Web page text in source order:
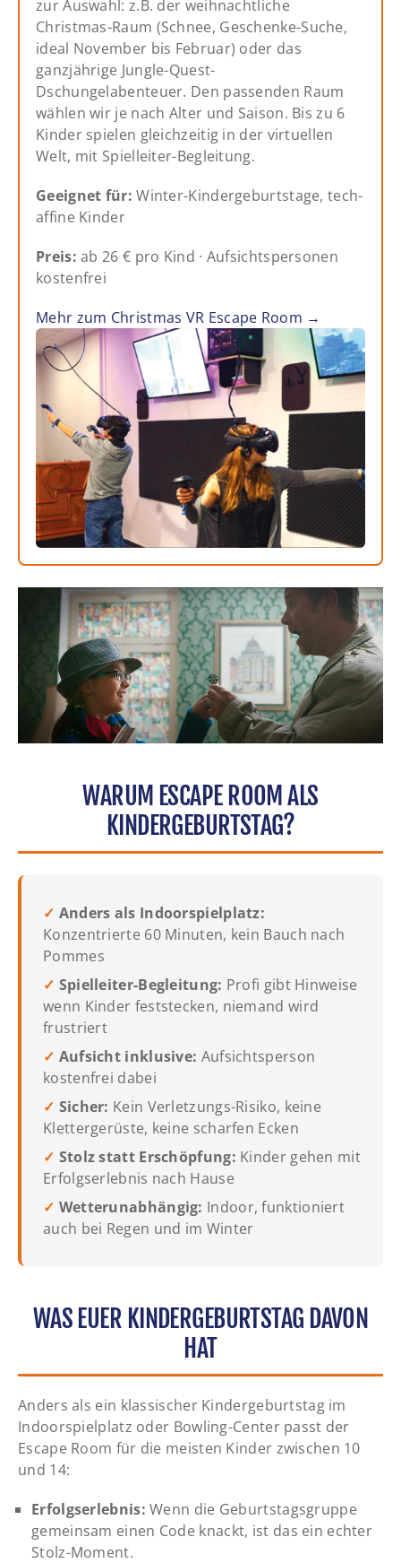
zur Auswahl: z.B. der weihnachtliche
Christmas-Raum (Schnee, Geschenke-Suche,
ideal November bis Februar) oder das
ganzjährige Jungle-Quest-
Dschungelabenteuer. Den passenden Raum
wählen wir je nach Alter und Saison. Bis zu 6
Kinder spielen gleichzeitig in der virtuellen
Welt, mit Spielleiter-Begleitung.
Geeignet für: Winter-Kindergeburtstage, tech-
affine Kinder
Preis: ab 26 € pro Kind · Aufsichtspersonen
kostenfrei
Mehr zum Christmas VR Escape Room →
WARUM ESCAPE ROOM ALS
KINDERGEBURTSTAG?
✓ Anders als Indoorspielplatz:
Konzentrierte 60 Minuten, kein Bauch nach
Pommes
✓ Spielleiter-Begleitung: Profi gibt Hinweise
wenn Kinder feststecken, niemand wird
frustriert
✓ Aufsicht inklusive: Aufsichtsperson
kostenfrei dabei
✓ Sicher: Kein Verletzungs-Risiko, keine
Klettergerüste, keine scharfen Ecken
✓ Stolz statt Erschöpfung: Kinder gehen mit
Erfolgserlebnis nach Hause
✓ Wetterunabhängig: Indoor, funktioniert
auch bei Regen und im Winter
WAS EUER KINDERGEBURTSTAG DAVON
HAT
Anders als ein klassischer Kindergeburtstag im
Indoorspielplatz oder Bowling-Center passt der
Escape Room für die meisten Kinder zwischen 10
und 14:
Erfolgserlebnis: Wenn die Geburtstagsgruppe
gemeinsam einen Code knackt, ist das ein echter
Stolz-Moment.